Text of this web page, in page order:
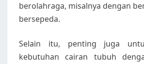
berolahraga, misalnya dengan
bersepeda.
Selain itu, penting juga
kebutuhan cairan tubuh